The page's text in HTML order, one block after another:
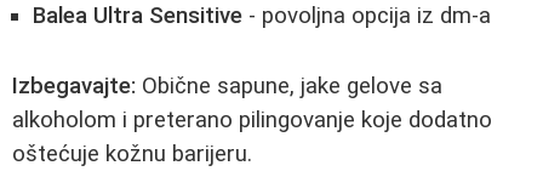
Balea Ultra Sensitive - povoljna opcija iz dm-a
Izbegavajte: Obične sapune, jake gelove sa
alkoholom i preterano pilingovanje koje dodatno
oštećuje kožnu barijeru.